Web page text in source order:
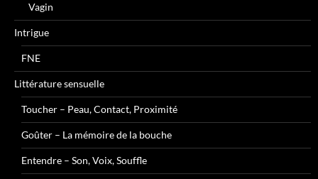
Vagin
Intrigue
FNE
Littérature sensuelle
Toucher – Peau, Contact, Proximité
Goûter – La mémoire de la bouche
Entendre – Son, Voix, Souffle